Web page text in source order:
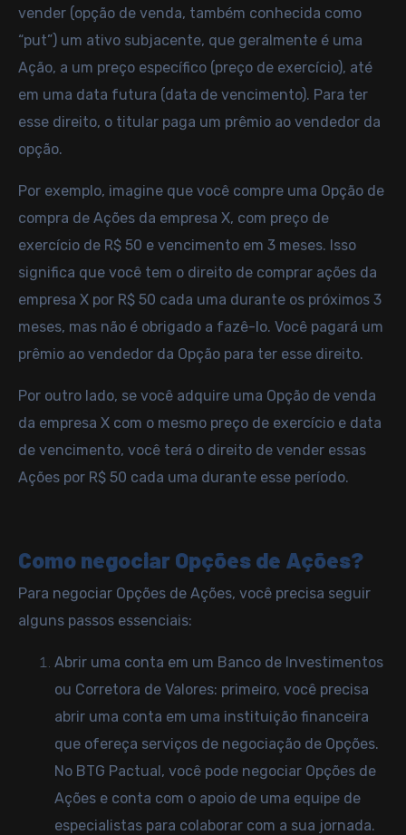
vender (opção de venda, também conhecida como
“put”) um ativo subjacente, que geralmente é uma
Ação, a um preço específico (preço de exercício), até
em uma data futura (data de vencimento). Para ter
esse direito, o titular paga um prêmio ao vendedor da
opção.
Por exemplo, imagine que você compre uma Opção de
compra de Ações da empresa X, com preço de
exercício de R$ 50 e vencimento em 3 meses. Isso
significa que você tem o direito de comprar ações da
empresa X por R$ 50 cada uma durante os próximos 3
meses, mas não é obrigado a fazê-lo. Você pagará um
prêmio ao vendedor da Opção para ter esse direito.
Por outro lado, se você adquire uma Opção de venda
da empresa X com o mesmo preço de exercício e data
de vencimento, você terá o direito de vender essas
Ações por R$ 50 cada uma durante esse período.
Como negociar Opções de Ações?
Para negociar Opções de Ações, você precisa seguir
alguns passos essenciais:
Abrir uma conta em um Banco de Investimentos
ou Corretora de Valores: primeiro, você precisa
abrir uma conta em uma instituição financeira
que ofereça serviços de negociação de Opções.
No BTG Pactual, você pode negociar Opções de
Ações e conta com o apoio de uma equipe de
especialistas para colaborar com a sua jornada.